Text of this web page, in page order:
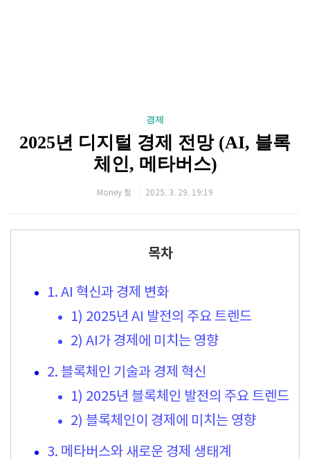
경제
2025년 디지털 경제 전망 (AI, 블록
체인, 메타버스)
Money 필 2025. 3. 29. 19:19
목차
1. AI 혁신과 경제 변화
1) 2025년 AI 발전의 주요 트렌드
2) AI가 경제에 미치는 영향
2. 블록체인 기술과 경제 혁신
1) 2025년 블록체인 발전의 주요 트렌드
2) 블록체인이 경제에 미치는 영향
3. 메타버스와 새로운 경제 생태계